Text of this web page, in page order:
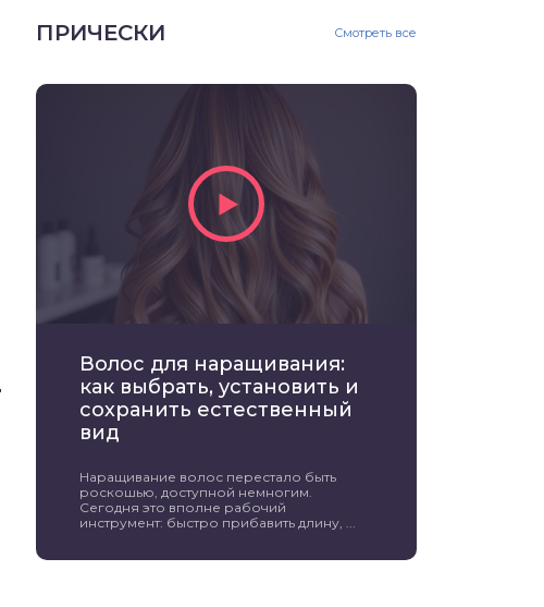
ПРИЧЕСКИ Смотреть все
Волос для наращивания:
как выбрать, установить и
сохранить естественный
вид
Наращивание волос перестало быть
роскошью, доступной немногим.
Сегодня это вполне рабочий
инструмент: быстро прибавить длину, ...